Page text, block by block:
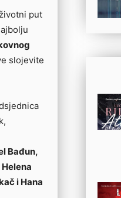
put
slojevite
Bađun,
i Hana